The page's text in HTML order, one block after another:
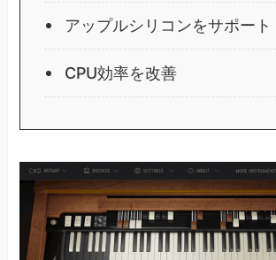
アップルシリコンをサポート
CPU効率を改善